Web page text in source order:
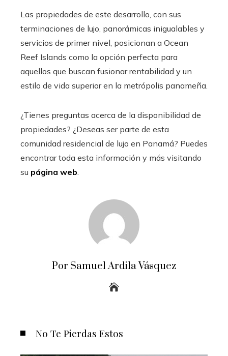
Las propiedades de este desarrollo, con sus
terminaciones de lujo, panorámicas inigualables y
servicios de primer nivel, posicionan a Ocean
Reef Islands como la opción perfecta para
aquellos que buscan fusionar rentabilidad y un
estilo de vida superior en la metrópolis panameña.
¿Tienes preguntas acerca de la disponibilidad de
propiedades? ¿Deseas ser parte de esta
comunidad residencial de lujo en Panamá? Puedes
encontrar toda esta información y más visitando
su página web
Por Samuel Ardila Vásquez
No Te Pierdas Estos